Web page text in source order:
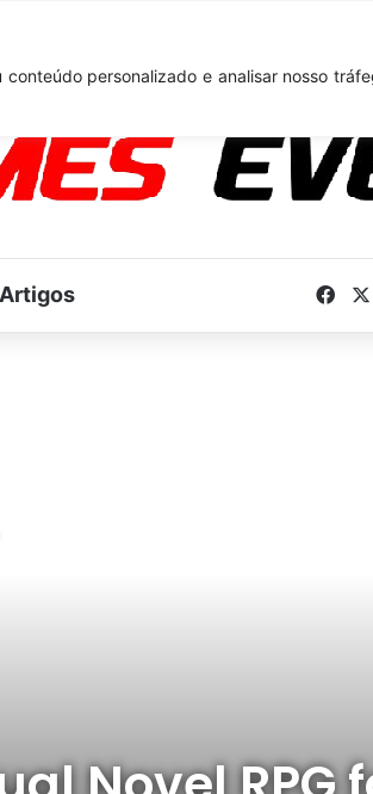
personalizado e analisar nosso
Artigos